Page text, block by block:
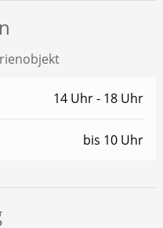
14 Uhr - 18 Uhr
bis 10 Uhr